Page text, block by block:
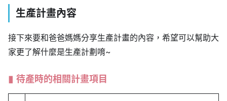
生產計畫內容
接下來要和爸爸媽媽分享生產計畫的內容，希望可以幫助大
家更了解什麼是生產計劃唷~
待產時的相關計畫項目